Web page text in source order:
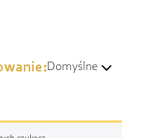
Domyślne